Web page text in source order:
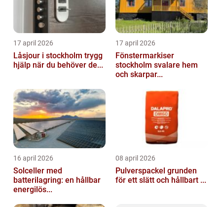
17 april 2026
Låsjour i stockholm trygg
hjälp när du behöver de...
17 april 2026
Fönstermarkiser
stockholm svalare hem
och skarpar...
16 april 2026
Solceller med
batterilagring: en hållbar
energilös...
08 april 2026
Pulverspackel grunden
för ett slätt och hållbart ...